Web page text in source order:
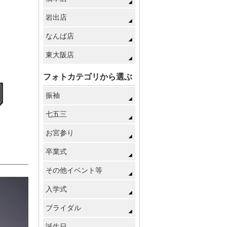
岩出店
なんば店
東大阪店
フォトカテゴリから選ぶ
振袖
七五三
お宮参り
卒業式
その他イベント等
入学式
ブライダル